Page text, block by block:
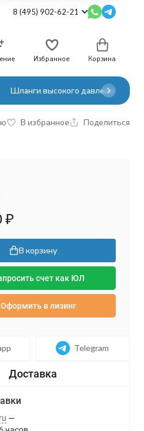
8 (495) 902-62-21
Избранное Корзина
Шланги высокого давления
В избранное Поделиться
₽
В корзину
счет как ЮЛ
Оформить в лизинг
Telegram